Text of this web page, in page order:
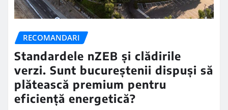
RECOMANDARI
Standardele nZEB și clădirile
verzi. Sunt bucureștenii dispuși să
plătească premium pentru
eficiență energetică?